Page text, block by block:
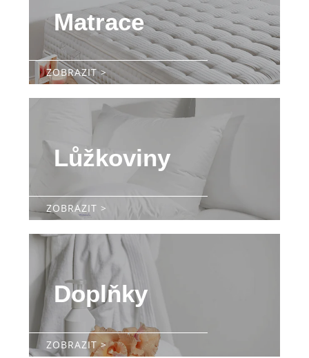
Matrace
ZOBRAZIT >
Lůžkoviny
ZOBRAZIT >
Doplňky
ZOBRAZIT >